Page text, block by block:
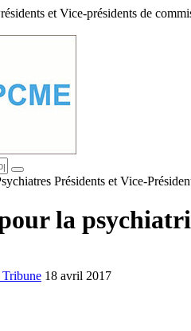
et Vice-présidents de
Présidents et Vice-
la
Tribune 18 avril 2017